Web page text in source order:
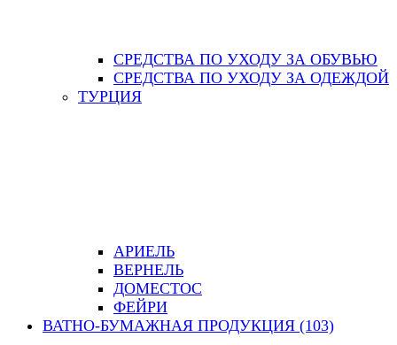
СРЕДСТВА ПО УХОДУ ЗА ОБУВЬЮ
СРЕДСТВА ПО УХОДУ ЗА ОДЕЖДОЙ
ТУРЦИЯ
АРИЕЛЬ
ВЕРНЕЛЬ
ДОМЕСТОС
ФЕЙРИ
ВАТНО-БУМАЖНАЯ ПРОДУКЦИЯ (103)